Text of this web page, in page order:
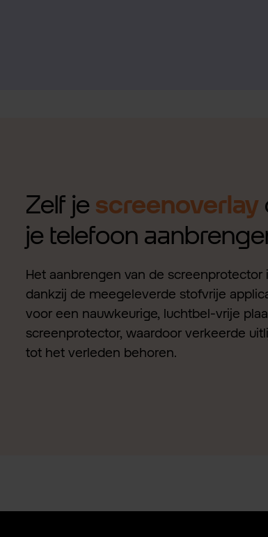
Zelf je screenoverlay
je telefoon
Het aanbrengen van de screenprotector
dankzij de meegeleverde stofvrije
voor een nauwkeurige, luchtbel-vrije
screenprotector, waardoor verkeerde
tot het verleden behoren.